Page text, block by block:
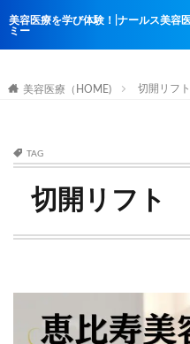
美容医療を学び体験！|ナールス美容
ミー
美容医療（HOME) 切開リフト
TAG
切開リフト